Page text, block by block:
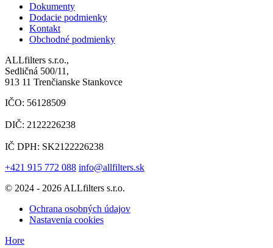
Dokumenty
Dodacie podmienky
Kontakt
Obchodné podmienky
ALLfilters s.r.o.,
Sedličná 500/11,
913 11 Trenčianske Stankovce
IČO: 56128509
DIČ: 2122226238
IČ DPH: SK2122226238
+421 915 772 088 info@allfilters.sk
© 2024 - 2026 ALLfilters s.r.o.
Ochrana osobných údajov
Nastavenia cookies
Hore